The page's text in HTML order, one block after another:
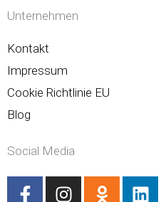
Unternehmen
Kontakt
Impressum
Cookie Richtlinie EU
Blog
Social Media
F
I
O
L